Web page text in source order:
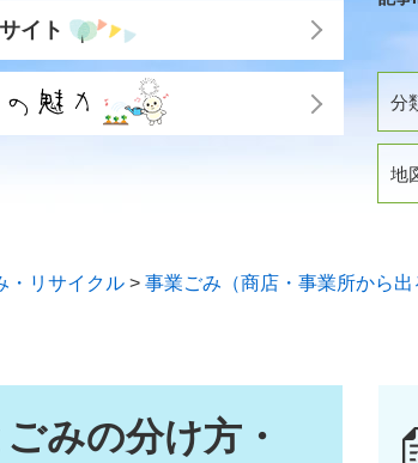
イト
分
地
・リサイクル > 事業ごみ（商店・事業所から出
みの分け方・